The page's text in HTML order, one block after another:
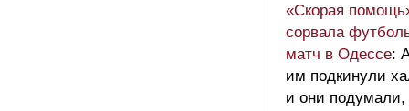
«Скорая
сорвала
матч в Одессе:
им подкинули
и они подумали,